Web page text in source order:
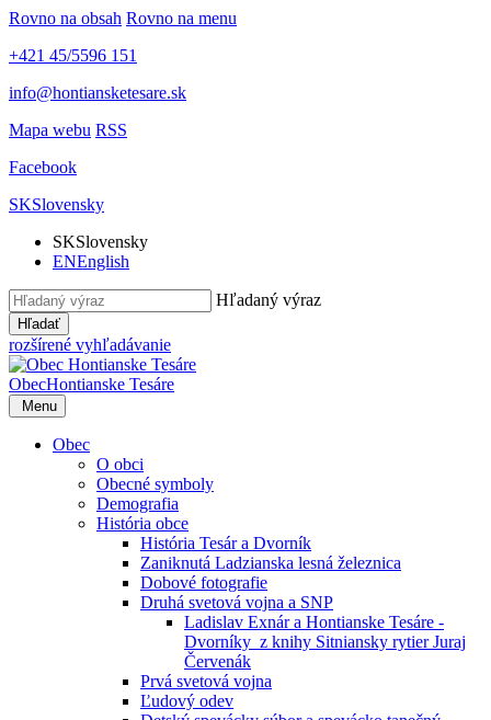
Rovno na obsah Rovno na menu
+421 45/5596 151
info@hontiansketesare.sk
Mapa webu RSS
Facebook
SKSlovensky
SKSlovensky
ENEnglish
Hľadaný výraz
Hľadať
rozšírené vyhľadávanie
ObecHontianske Tesáre
Menu
Obec
O obci
Obecné symboly
Demografia
História obce
História Tesár a Dvorník
Zaniknutá Ladzianska lesná železnica
Dobové fotografie
Druhá svetová vojna a SNP
Ladislav Exnár a Hontianske Tesáre -
Dvorníky z knihy Sitniansky rytier Juraj
Červenák
Prvá svetová vojna
Ľudový odev